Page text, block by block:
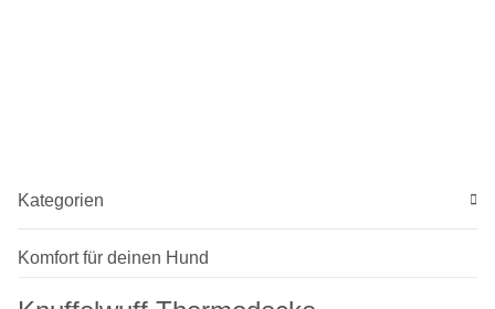
Kategorien
Komfort für deinen Hund